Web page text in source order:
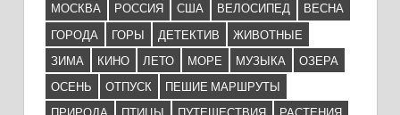
МОСКВА
РОССИЯ США ВЕЛОСИПЕД
ВЕСНА
ГОРОДА
ГОРЫ ДЕТЕКТИВ
ЖИВОТНЫЕ
ЗИМА
КИНО ЛЕТО МОРЕ МУЗЫКА
ОЗЕРА
ОСЕНЬ
ОТПУСК
ПЕШИЕ МАРШРУТЫ